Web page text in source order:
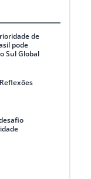
de
pode
Sul Global